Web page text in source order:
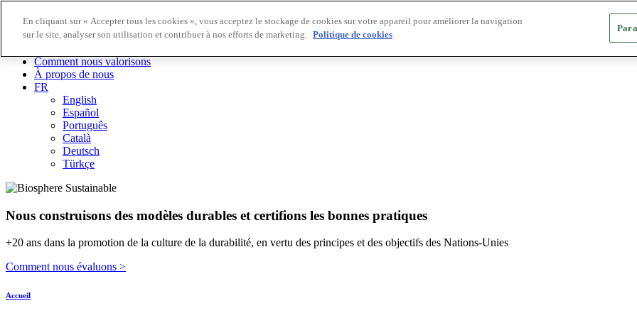
Destinations Biosphere
Comment nous valorisons
À propos de nous
FR
English
Español
Português
Català
Deutsch
Türkçe
Nous construisons des modèles durables et certifions les bonnes pratiques
+20 ans dans la promotion de la culture de la durabilité, en vertu des principes et des objectifs des Nations-Unies
Comment nous évaluons >
Accueil
En cliquant sur « Accepter tous les cookies », vous acceptez le stockage de cookies sur votre appareil pour améliorer la navigation
sur le site, analyser son utilisation et contribuer à nos efforts de marketing. Politique de cookies